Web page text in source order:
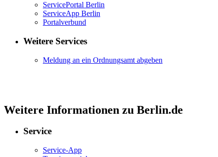
ServicePortal Berlin
ServiceApp Berlin
Portalverbund
Weitere Services
Meldung an ein Ordnungsamt abgeben
Weitere Informationen zu Berlin.de
Service
Service-App